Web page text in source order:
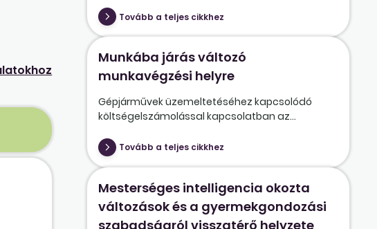
Tovább a teljes cikkhez
Munkába járás változó
munkavégzési helyre
Gépjárművek üzemeltetéséhez kapcsolódó
költségelszámolással kapcsolatban az...
Tovább a teljes cikkhez
Mesterséges intelligencia okozta
változások és a gyermekgondozási
szabadságról visszatérő helyzete